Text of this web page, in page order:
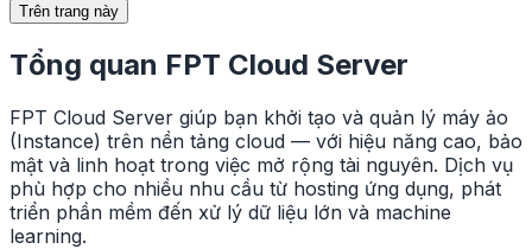
Trên trang này
Tổng quan FPT Cloud Server
FPT Cloud Server giúp bạn khởi tạo và quản lý máy ảo
(Instance) trên nền tảng cloud — với hiệu năng cao, bảo
mật và linh hoạt trong việc mở rộng tài nguyên. Dịch vụ
phù hợp cho nhiều nhu cầu từ hosting ứng dụng, phát
triển phần mềm đến xử lý dữ liệu lớn và machine
learning.